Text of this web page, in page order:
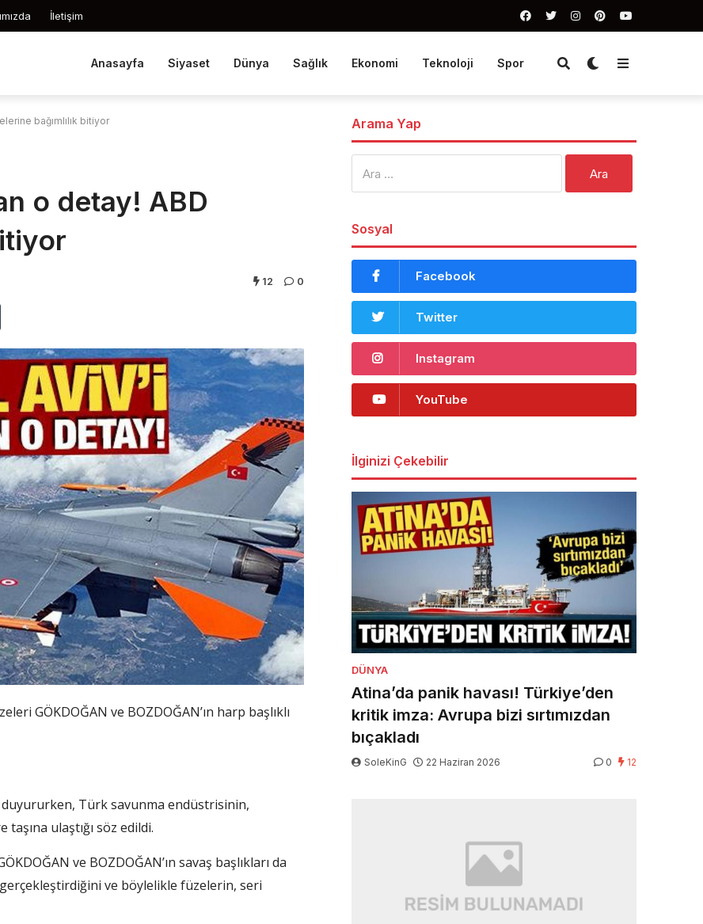
İletişim
Anasayfa Siyaset Dünya Sağlık Ekonomi Teknoloji Spor
bağımlılık bitiyor
o detay! ABD
12 0
GÖKDOĞAN ve BOZDOĞAN’ın harp başlıklı
Türk savunma endüstrisinin,
ulaştığı söz edildi.
ve BOZDOĞAN’ın savaş başlıkları da
ve böylelikle füzelerin, seri
Arama Yap
Sosyal
Facebook
Twitter
Instagram
YouTube
İlginizi Çekebilir
DÜNYA
Atina’da panik havası! Türkiye’den
kritik imza: Avrupa bizi sırtımızdan
bıçakladı
SoleKinG 22 Haziran 2026 0 12